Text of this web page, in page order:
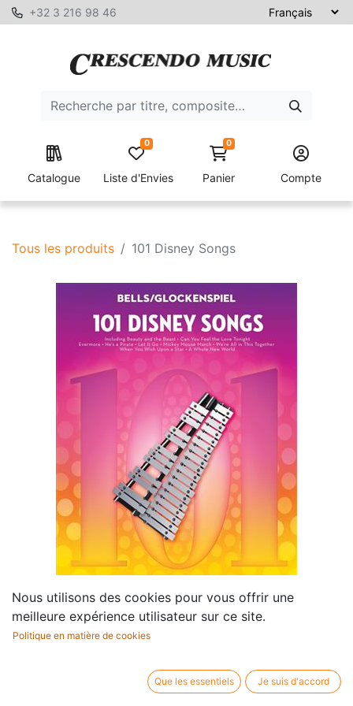
+32 3 216 98 46
Catalogue Liste d'Envies
0 0
Panier Compte
Tous les produits 101 Disney Songs
101 Disney Songs
Album
Nous utilisons des cookies pour vous offrir une
meilleure expérience utilisateur sur ce site.
Politique en matière de cookies
Que les essentiels Je suis d'accord